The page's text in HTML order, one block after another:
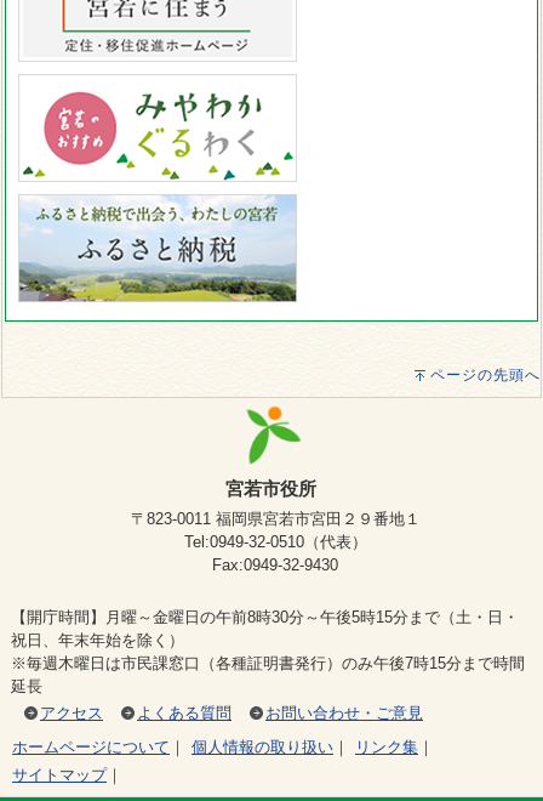
ページの先頭へ
宮若市役所
〒823-0011 福岡県宮若市宮田２９番地１
Tel:0949-32-0510（代表）
Fax:0949-32-9430
【開庁時間】月曜～金曜日の午前8時30分～午後5時15分まで（土・日・
祝日、年末年始を除く）
※毎週木曜日は市民課窓口（各種証明書発行）のみ午後7時15分まで時間
延長
アクセス
よくある質問
お問い合わせ・ご意見
ホームページについて ｜ 個人情報の取り扱い ｜ リンク集 ｜
サイトマップ｜